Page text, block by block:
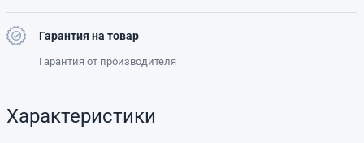
Гарантия на товар
Гарантия от производителя
Характеристики